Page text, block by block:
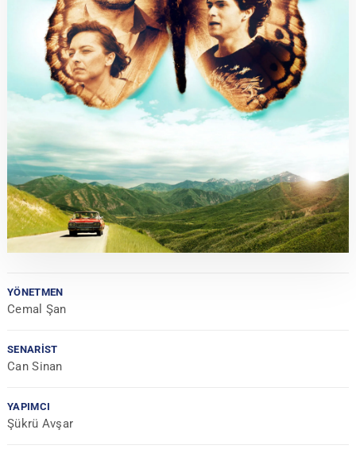
YÖNETMEN
Cemal Şan
SENARIST
Can Sinan
YAPIMCI
Şükrü Avşar